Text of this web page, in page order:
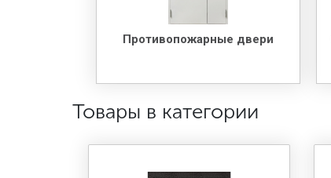
Противопожарные двери
Товары в категории